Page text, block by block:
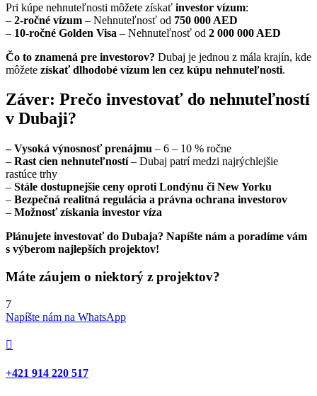
Pri kúpe nehnuteľnosti môžete získať investor vízum:
– 2-ročné vízum – Nehnuteľnosť od 750 000 AED
– 10-ročné Golden Visa – Nehnuteľnosť od 2 000 000 AED
Čo to znamená pre investorov? Dubaj je jednou z mála krajín, kde
môžete získať dlhodobé vízum len cez kúpu nehnuteľnosti.
Záver: Prečo investovať do nehnuteľností
v Dubaji?
– Vysoká výnosnosť prenájmu – 6 – 10 % ročne
– Rast cien nehnuteľností– Dubaj patrí medzi najrýchlejšie
rastúce trhy
– Stále dostupnejšie ceny oproti Londýnu či New Yorku
– Bezpečná realitná regulácia a právna ochrana investorov
– Možnosť získania investor víza
Plánujete investovať do Dubaja? Napíšte nám a poradíme vám
s výberom najlepších projektov!
Máte záujem o niektorý z projektov?
7
Napíšte nám na WhatsApp

‭+421 914 220 517